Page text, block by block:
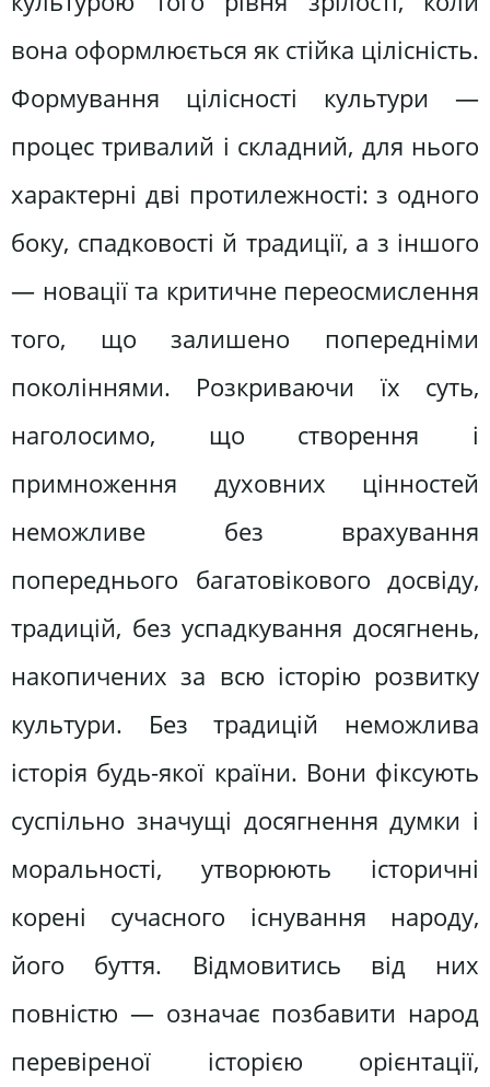
вона оформлюється як стійка цілісність.
Формування цілісності культури —
процес тривалий і складний, для нього
характерні дві протилежності: з одного
боку, спадковості й традиції, а з іншого
— новації та критичне переосмислення
того, що залишено попередніми
поколіннями. Розкриваючи їх суть,
наголосимо, що створення і
примноження духовних цінностей
неможливе без врахування
попереднього багатовікового досвіду,
традицій, без успадкування досягнень,
накопичених за всю історію розвитку
культури. Без традицій неможлива
історія будь-якої країни. Вони фіксують
суспільно значущі досягнення думки і
моральності, утворюють історичні
корені сучасного існування народу,
його буття. Відмовитись від них
повністю — означає позбавити народ
перевіреної історією орієнтації,